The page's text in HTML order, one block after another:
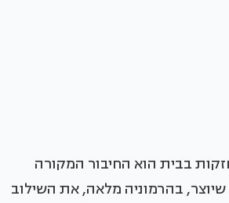
בבית הוא החיבור המקורה
בהרמוניה מלאה, את השילוב